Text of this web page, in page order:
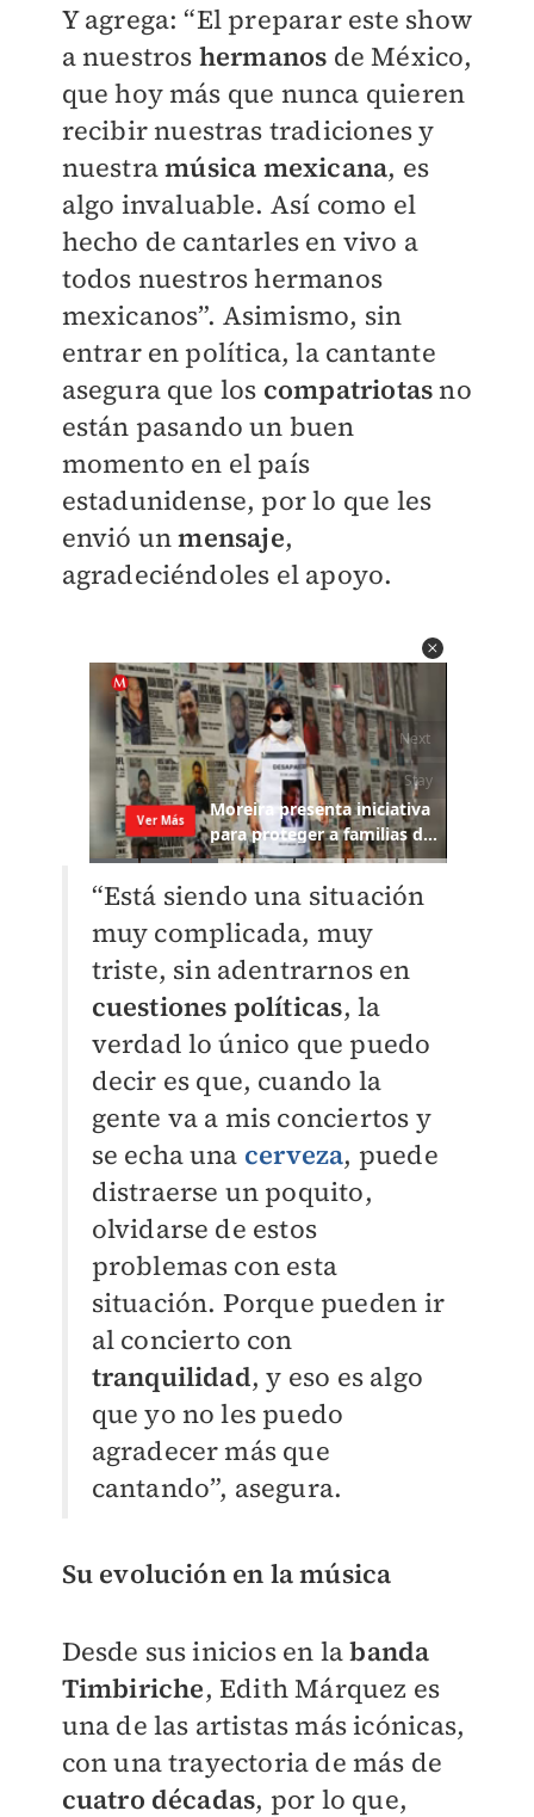
Y agrega: “El preparar este show
a nuestros hermanos de México,
que hoy más que nunca quieren
recibir nuestras tradiciones y
nuestramúsica mexicana, es
algo invaluable. Así como el
hecho de cantarles en vivo a
todos nuestros hermanos
mexicanos”. Asimismo, sin
entrar en política, la cantante
asegura que los compatriotasno
están pasando un buen
momento en el país
estadunidense, por lo que les
envió unmensaje,
agradeciéndoles el apoyo.
“Está siendo una situación
muy complicada, muy
triste, sin adentrarnos en
cuestiones políticas, la
verdad lo único que puedo
decir es que, cuando la
gente va a mis conciertos y
se echa una cerveza, puede
distraerse un poquito,
olvidarse de estos
problemas con esta
situación. Porque pueden ir
al concierto con
tranquilidad, y eso es algo
que yo no les puedo
agradecer más que
cantando”, asegura.
Su evolución en la música
Desde sus inicios en labanda
Timbiriche, Edith Márquez es
una de las artistas más icónicas,
con una trayectoria de más de
cuatro décadas, por lo que,